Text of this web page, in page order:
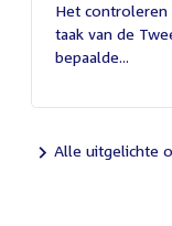
juli
2026
Het controleren
taak van de
bepaalde...
Alle uitgelichte